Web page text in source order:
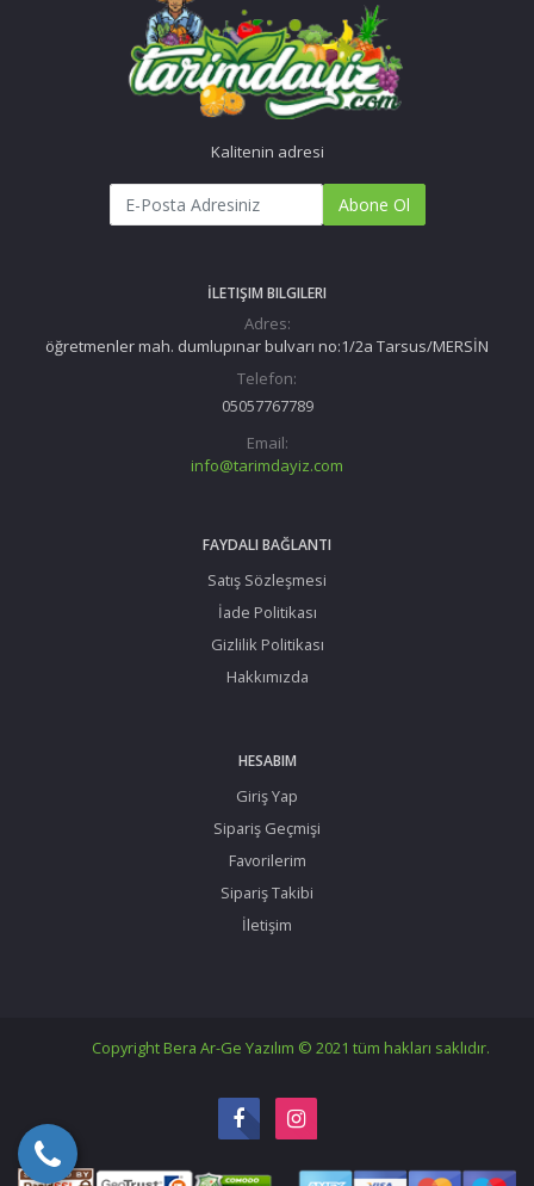
Kalitenin adresi
Abone Ol
İLETIŞIM BILGILERI
Adres:
öğretmenler mah. dumlupınar bulvarı no:1/2a Tarsus/MERSİN
Telefon:
05057767789
Email:
info@tarimdayiz.com
FAYDALI BAĞLANTI
Satış Sözleşmesi
İade Politikası
Gizlilik Politikası
Hakkımızda
HESABIM
Giriş Yap
Sipariş Geçmişi
Favorilerim
Sipariş Takibi
İletişim
Copyright Bera Ar-Ge Yazılım © 2021 tüm hakları saklıdır.